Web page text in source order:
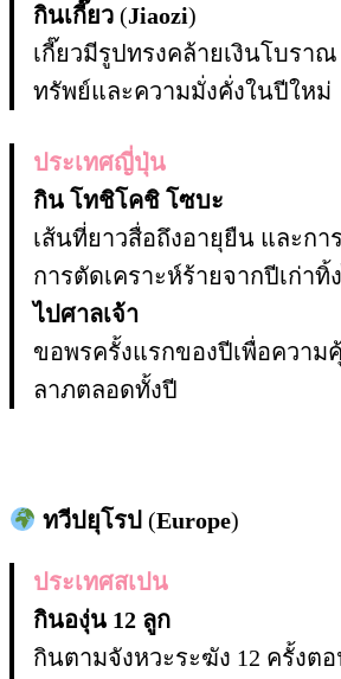
กินเกี๊ยว (Jiaozi)
เกี๊ยวมีรูปทรงคล้ายเงินโบราณ
ทรัพย์และความมั่งคั่งในปีใหม่
ประเทศญี่ปุ่น
กิน โทชิโคชิ โซบะ
เส้นที่ยาวสื่อถึงอายุยืน และกา
การตัดเคราะห์ร้ายจากปีเก่าทิ้
ไปศาลเจ้า
ขอพรครั้งแรกของปีเพื่อความ
ลาภตลอดทั้งปี
ทวีปยุโรป (Europe)
ประเทศสเปน
กินองุ่น 12 ลูก
กินตามจังหวะระฆัง 12 ครั้งต